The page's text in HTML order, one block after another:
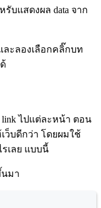
รับแสดงผล data จาก
ละลองเลือกคลิ๊กบท
link ไปแต่ละหน้า ตอน
ว็บดีกว่า โดยผมใช้
รเลย แบบนี้
มา